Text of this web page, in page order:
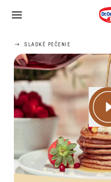
SLADKÉ PEČENIE